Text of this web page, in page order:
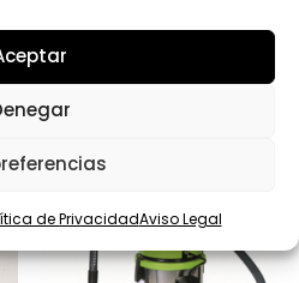
de PrivacidadAviso Legal